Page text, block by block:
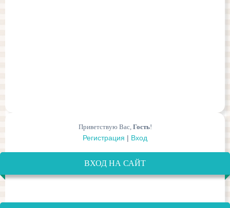
Приветствую Вас, Гость!
Регистрация | Вход
ВХОД НА САЙТ